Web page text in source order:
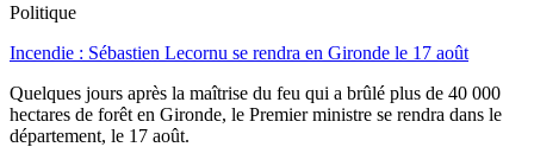
Politique
Incendie : Sébastien Lecornu se rendra en Gironde le 17 août
Quelques jours après la maîtrise du feu qui a brûlé plus de 40 000
hectares de forêt en Gironde, le Premier ministre se rendra dans le
département, le 17 août.